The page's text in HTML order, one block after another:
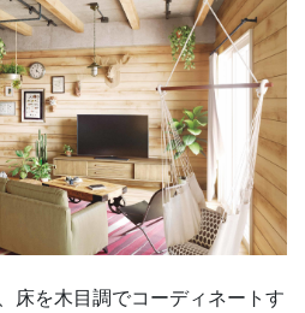
床を木目調でコーディネートす